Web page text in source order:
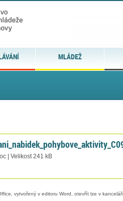
MLÁDEŽ
| Velikost 241 kB
vytvořený v editoru Word, otevřít lze v